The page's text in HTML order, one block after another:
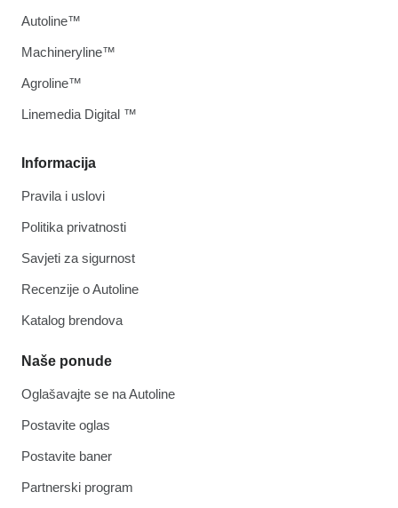
Informacija
Pravila i uslovi
Politika privatnosti
Savjeti za sigurnost
Recenzije o Autoline
Katalog brendova
Naše ponude
Oglašavajte se na Autoline
Postavite oglas
Postavite baner
Partnerski program
Autoline™
Machineryline™
Agroline™
Linemedia Digital ™